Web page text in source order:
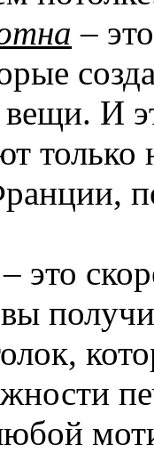
–
И
– это